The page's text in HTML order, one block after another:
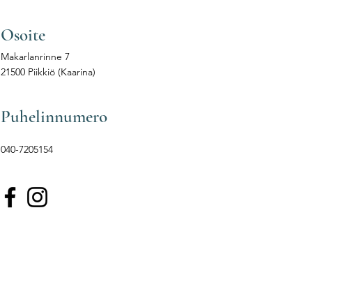
Osoite
Makarlanrinne 7
21500 Piikkiö (Kaarina)
Puhelinnumero
040-7205154